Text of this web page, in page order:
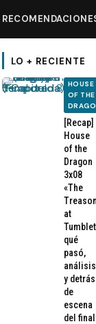
LO + RECIENTE
HOUSE
OF THE
[Recap]
House
of the
Dragon
3x08
«The
at
qué
pasó,
análisis
y detrás
de
escena
del final